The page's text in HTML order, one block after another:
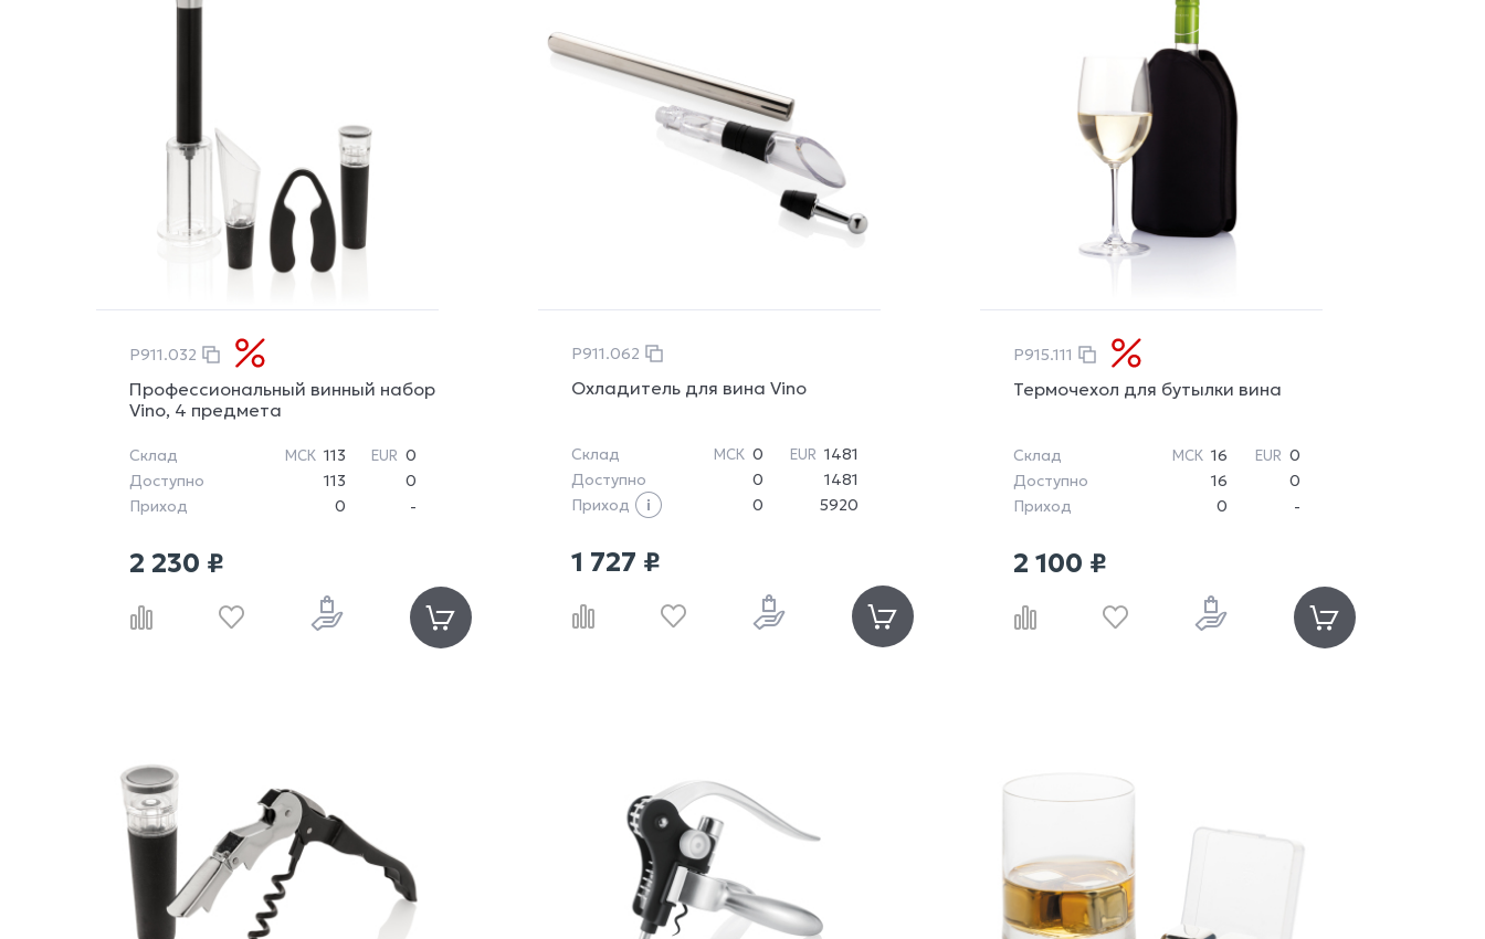
P911.032
Профессиональный винный набор
Vino, 4 предмета
Склад МСК 113 EUR 0
Доступно
113
0
Приход
0 -
2 230 ₽
P911.062
Охладитель для вина Vino
Склад МСК 0 EUR 1481
Доступно
0
1481
Приход
0 5920
1 727 ₽
P915.111
Термочехол для бутылки вина
Склад МСК 16 EUR 0
Доступно
16
0
Приход
0 -
2 100 ₽